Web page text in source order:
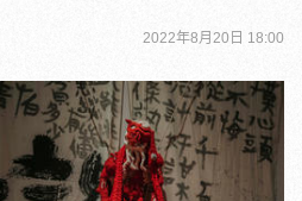
2022年8月20日 18:00